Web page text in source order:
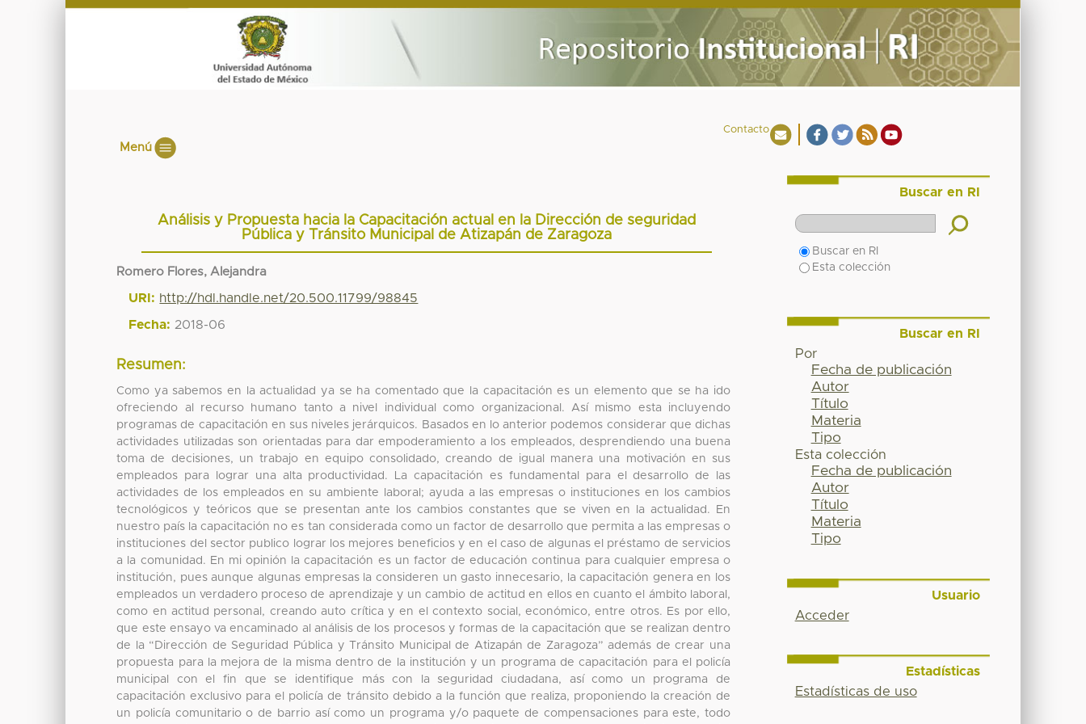
Contacto
Menú
Análisis y Propuesta hacia la Capacitación actual en la Dirección de seguridad
Pública y Tránsito Municipal de Atizapán de Zaragoza
Romero Flores, Alejandra
URI: http://hdl.handle.net/20.500.11799/98845
Fecha: 2018-06
Resumen:
Como ya sabemos en la actualidad ya se ha comentado que la capacitación es un elemento que se ha ido
ofreciendo al recurso humano tanto a nivel individual como organizacional. Así mismo esta incluyendo
programas de capacitación en sus niveles jerárquicos. Basados en lo anterior podemos considerar que dichas
actividades utilizadas son orientadas para dar empoderamiento a los empleados, desprendiendo una buena
toma de decisiones, un trabajo en equipo consolidado, creando de igual manera una motivación en sus
empleados para lograr una alta productividad. La capacitación es fundamental para el desarrollo de las
actividades de los empleados en su ambiente laboral; ayuda a las empresas o instituciones en los cambios
tecnológicos y teóricos que se presentan ante los cambios constantes que se viven en la actualidad. En
nuestro país la capacitación no es tan considerada como un factor de desarrollo que permita a las empresas o
instituciones del sector publico lograr los mejores beneficios y en el caso de algunas el préstamo de servicios
a la comunidad. En mi opinión la capacitación es un factor de educación continua para cualquier empresa o
institución, pues aunque algunas empresas la consideren un gasto innecesario, la capacitación genera en los
empleados un verdadero proceso de aprendizaje y un cambio de actitud en ellos en cuanto el ámbito laboral,
como en actitud personal, creando auto crítica y en el contexto social, económico, entre otros. Es por ello,
que este ensayo va encaminado al análisis de los procesos y formas de la capacitación que se realizan dentro
de la “Dirección de Seguridad Pública y Tránsito Municipal de Atizapán de Zaragoza” además de crear una
propuesta para la mejora de la misma dentro de la institución y un programa de capacitación para el policía
municipal con el fin que se identifique más con la seguridad ciudadana, así como un programa de
capacitación exclusivo para el policía de tránsito debido a la función que realiza, proponiendo la creación de
un policía comunitario o de barrio así como un programa y/o paquete de compensaciones para este, todo
Buscar en RI
Buscar en RI
Esta colección
Buscar en RI
Por
Fecha de publicación
Autor
Título
Materia
Tipo
Esta colección
Fecha de publicación
Autor
Título
Materia
Tipo
Usuario
Acceder
Estadísticas
Estadísticas de uso